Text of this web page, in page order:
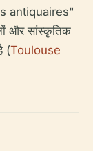
antiquaires"
और सांस्कृतिक
(Toulouse